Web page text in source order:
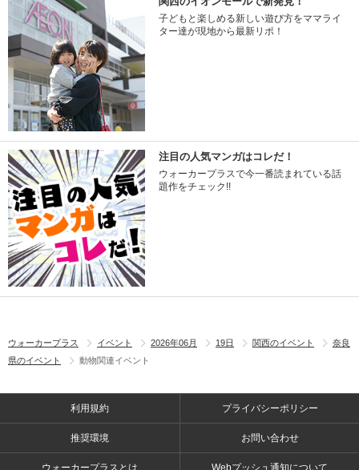
子どもと楽しめる新しい遊び方をママライ
ター達が現地から最新リポ！
注目の人気マンガはコレだ！
ウォーカープラスで今一番読まれている話
題作をチェック!!
ウォーカープラス イベント 2026年06月 19日 関西のイベント
奈良
県のイベント
動物関連イベント
利用規約 プライバシーポリシー
推奨環境 お問い合わせ